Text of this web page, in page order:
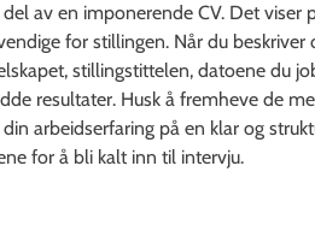
av en imponerende CV. Det
for stillingen. Når du
stillingstittelen, datoene du
resultater. Husk å fremheve de
arbeidserfaring på en klar og
for å bli kalt inn til intervju.